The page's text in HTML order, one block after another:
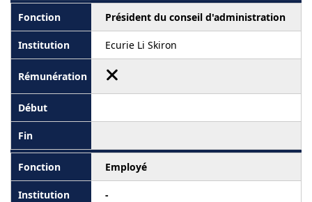
Président du conseil d'administration
Ecurie Li Skiron
Employé
-